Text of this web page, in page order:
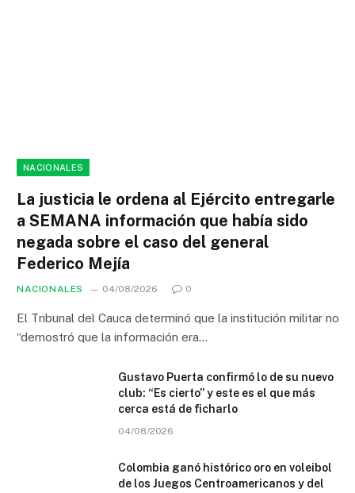
NACIONALES
La justicia le ordena al Ejército entregarle
a SEMANA información que había sido
negada sobre el caso del general
Federico Mejía
NACIONALES 04/08/2026 0
El Tribunal del Cauca determinó que la institución militar no
“demostró que la información era…
Gustavo Puerta confirmó lo de su nuevo
club: “Es cierto” y este es el que más
cerca está de ficharlo
04/08/2026
Colombia ganó histórico oro en voleibol
de los Juegos Centroamericanos y del